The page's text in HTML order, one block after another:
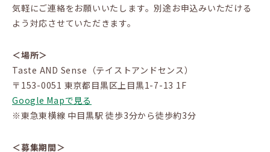
気軽にご連絡をお願いいたします。別途お申込みいただける
よう対応させていただきます。
＜場所＞
Taste AND Sense（テイストアンドセンス）
〒153-0051 東京都目黒区上目黒1-7-13 1F
Google Mapで見る
※東急東横線 中目黒駅 徒歩3分から徒歩約3分
＜募集期間＞